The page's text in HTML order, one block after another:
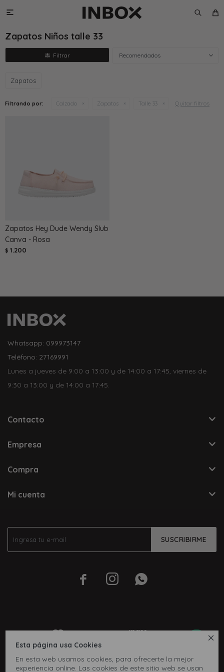

Esta página usa Cookies
En esta web usamos cookies, para ofrecerte la mejor
experiencia online. Las cookies de este sitio web se usan

Zapatos Niños talle 33
Recomendados
Zapatos
Filtrando por: Calzado Zapatos Talle 33 Quitar filtros
Zapatos Hey Dude Wendy Slub
Canva - Rosa
$ 1.200
SUSCRIBIRME
  
Whatsapp: 099973147
Teléfono: 27169991
Lunes a jueves de 9:00 a 13:00 y de 14:00 a 17:45, viernes de
9:30 a 13:00 y de 14:00 a 17:45.
Contacto
Empresa
Compra
Mi cuenta